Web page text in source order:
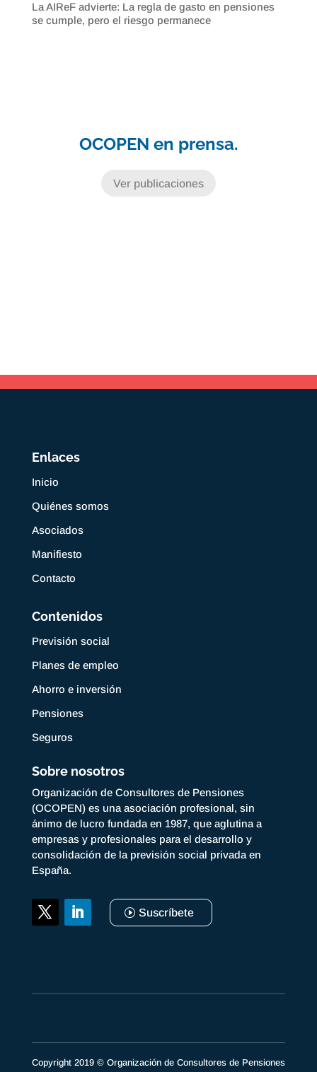
La AIReF advierte: La regla de gasto en pensiones
se cumple, pero el riesgo permanece
OCOPEN en prensa.
Ver publicaciones
Enlaces
Inicio
Quiénes somos
Asociados
Manifiesto
Contacto
Contenidos
Previsión social
Planes de empleo
Ahorro e inversión
Pensiones
Seguros
Sobre nosotros
Organización de Consultores de Pensiones
(OCOPEN) es una asociación profesional, sin
ánimo de lucro fundada en 1987, que aglutina a
empresas y profesionales para el desarrollo y
consolidación de la previsión social privada en
España.
Suscríbete
Copyright 2019 © Organización de Consultores de Pensiones